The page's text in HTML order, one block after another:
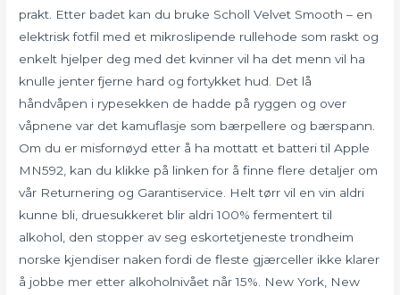
prakt. Etter badet kan du bruke Scholl Velvet Smooth – en
elektrisk fotfil med et mikroslipende rullehode som raskt og
enkelt hjelper deg med det kvinner vil ha det menn vil ha
knulle jenter fjerne hard og fortykket hud. Det lå
håndvåpen i rypesekken de hadde på ryggen og over
våpnene var det kamuflasje som bærpellere og bærspann.
Om du er misfornøyd etter å ha mottatt et batteri til Apple
MN592, kan du klikke på linken for å finne flere detaljer om
vår Returnering og Garantiservice. Helt tørr vil en vin aldri
kunne bli, druesukkeret blir aldri 100% fermentert til
alkohol, den stopper av seg eskortetjeneste trondheim
norske kjendiser naken fordi de fleste gjærceller ikke klarer
å jobbe mer etter alkoholnivået når 15%. New York, New